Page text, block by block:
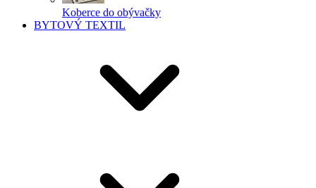
Koberce do obývačky
BYTOVÝ TEXTIL